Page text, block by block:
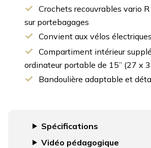
Crochets recouvrables vario
sur portebagages
Convient aux vélos électriques
Compartiment intérieur
ordinateur portable de 15” (27 x
Bandoulière adaptable et
Spécifications
Vidéo pédagogique